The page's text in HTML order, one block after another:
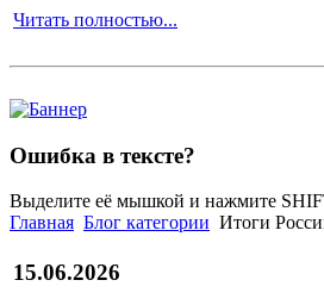
Читать полностью...
Ошибка в тексте?
Выделите её мышкой и нажмите
Главная Блог категории Итоги
15.06.2026